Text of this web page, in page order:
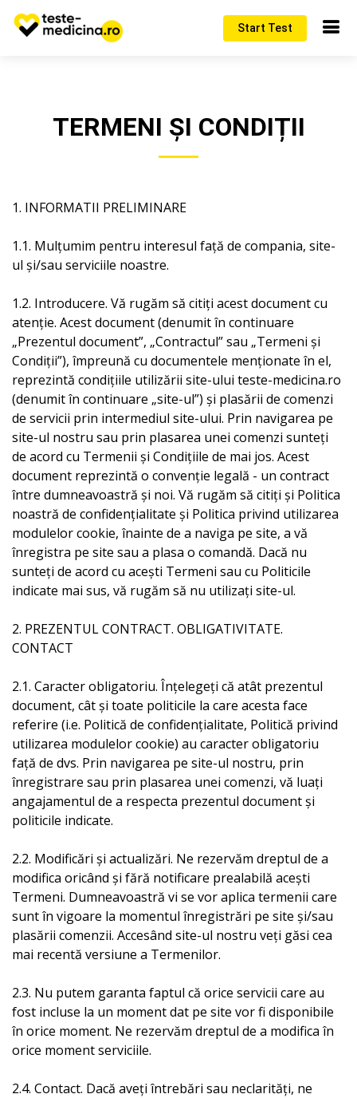
Start Test
TERMENI ȘI CONDIȚII
1. INFORMATII PRELIMINARE
1.1. Mulțumim pentru interesul față de compania, site-
ul și/sau serviciile noastre.
1.2. Introducere. Vă rugăm să citiți acest document cu
atenție. Acest document (denumit în continuare
„Prezentul document”, „Contractul” sau „Termeni și
Condiții”), împreună cu documentele menționate în el,
reprezintă condițiile utilizării site-ului teste-medicina.ro
(denumit în continuare „site-ul”) și plasării de comenzi
de servicii prin intermediul site-ului. Prin navigarea pe
site-ul nostru sau prin plasarea unei comenzi sunteți
de acord cu Termenii și Condițiile de mai jos. Acest
document reprezintă o convenție legală - un contract
între dumneavoastră și noi. Vă rugăm să citiți și Politica
noastră de confidențialitate și Politica privind utilizarea
modulelor cookie, înainte de a naviga pe site, a vă
înregistra pe site sau a plasa o comandă. Dacă nu
sunteți de acord cu acești Termeni sau cu Politicile
indicate mai sus, vă rugăm să nu utilizați site-ul.
2. PREZENTUL CONTRACT. OBLIGATIVITATE.
CONTACT
2.1. Caracter obligatoriu. Înțelegeți că atât prezentul
document, cât și toate politicile la care acesta face
referire (i.e. Politică de confidențialitate, Politică privind
utilizarea modulelor cookie) au caracter obligatoriu
față de dvs. Prin navigarea pe site-ul nostru, prin
înregistrare sau prin plasarea unei comenzi, vă luați
angajamentul de a respecta prezentul document și
politicile indicate.
2.2. Modificări și actualizări. Ne rezervăm dreptul de a
modifica oricând și fără notificare prealabilă acești
Termeni. Dumneavoastră vi se vor aplica termenii care
sunt în vigoare la momentul înregistrări pe site și/sau
plasării comenzii. Accesând site-ul nostru veți găsi cea
mai recentă versiune a Termenilor.
2.3. Nu putem garanta faptul că orice servicii care au
fost incluse la un moment dat pe site vor fi disponibile
în orice moment. Ne rezervăm dreptul de a modifica în
orice moment serviciile.
2.4. Contact. Dacă aveți întrebări sau neclarități, ne